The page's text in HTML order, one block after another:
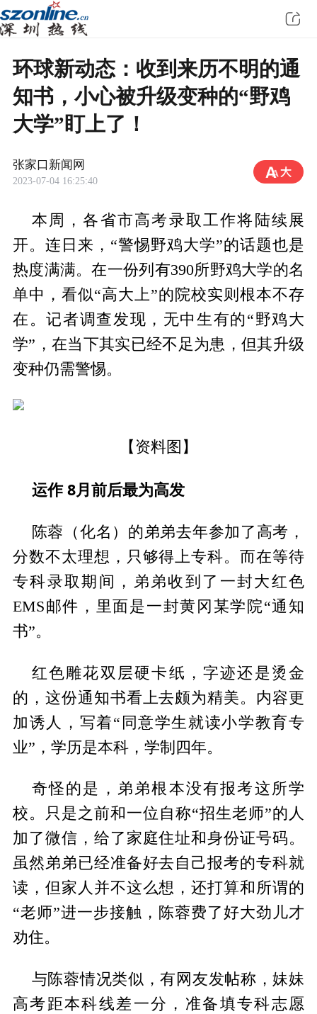
环球新动态：收到来历不明的通
知书，小心被升级变种的“野鸡
大学”盯上了！
张家口新闻网
2023-07-04 16:25:40
本周，各省市高考录取工作将陆续展
开。连日来，“警惕野鸡大学”的话题也是
热度满满。在一份列有390所野鸡大学的名
单中，看似“高大上”的院校实则根本不存
在。记者调查发现，无中生有的“野鸡大
学”，在当下其实已经不足为患，但其升级
变种仍需警惕。
【资料图】
运作 8月前后最为高发
陈蓉（化名）的弟弟去年参加了高考，
分数不太理想，只够得上专科。而在等待
专科录取期间，弟弟收到了一封大红色
EMS邮件，里面是一封黄冈某学院“通知
书”。
红色雕花双层硬卡纸，字迹还是烫金
的，这份通知书看上去颇为精美。内容更
加诱人，写着“同意学生就读小学教育专
业”，学历是本科，学制四年。
奇怪的是，弟弟根本没有报考这所学
校。只是之前和一位自称“招生老师”的人
加了微信，给了家庭住址和身份证号码。
虽然弟弟已经准备好去自己报考的专科就
读，但家人并不这么想，还打算和所谓的
“老师”进一步接触，陈蓉费了好大劲儿才
劝住。
与陈蓉情况类似，有网友发帖称，妹妹
高考距本科线差一分，准备填专科志愿